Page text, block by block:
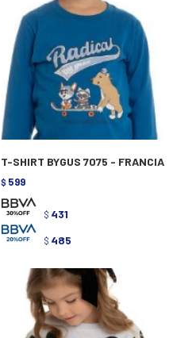
T-SHIRT BYGUS 7075 - FRANCIA
$ 599
$ 431
$ 485